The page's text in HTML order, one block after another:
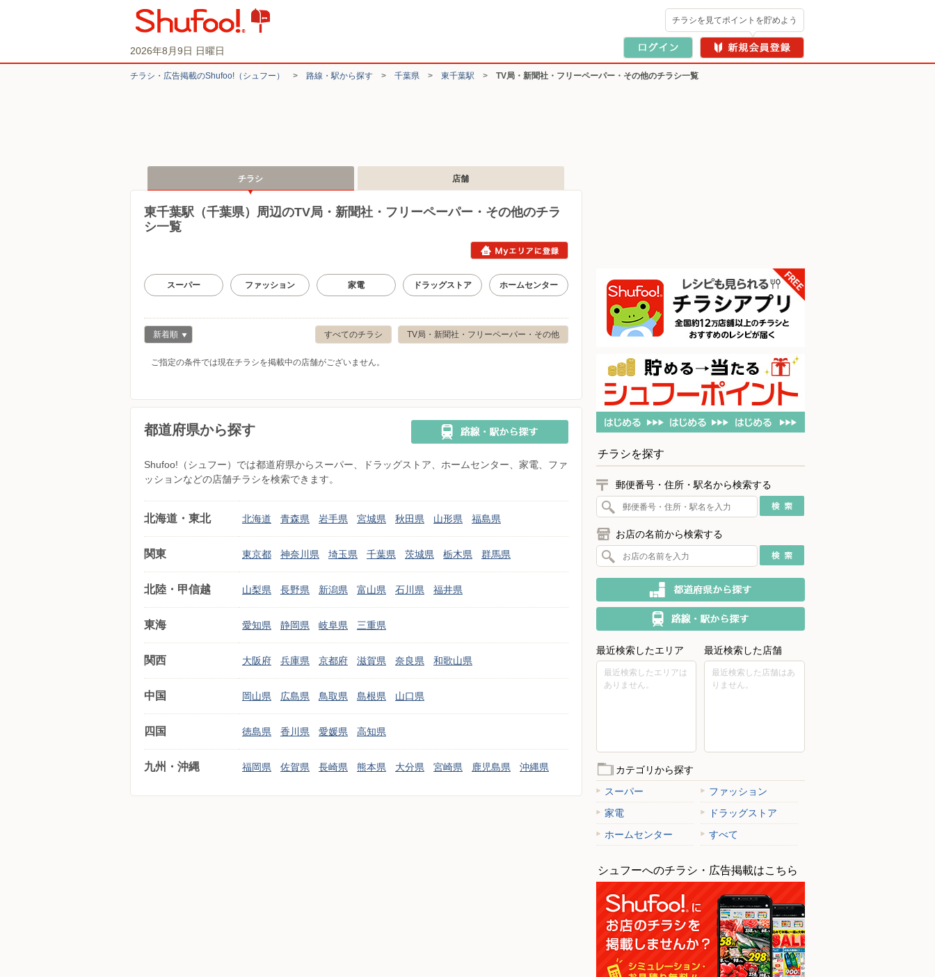
2026年8月9日 日曜日
チラシを見てポイントを貯めよう
チラシ・​広告掲載の​Shufoo!​（シュフー） > 路線・駅から探す > 千葉県 > 東千葉駅 > TV局・新聞社・フリーペーパー・その他のチラシ一覧
チラシ 店舗
東千葉駅（千葉県）周辺のTV局・新聞社・フリーペーパー・その他のチラ
シ一覧
スーパー ファッション 家電 ドラッグストア ホームセンター
TV局・新聞社・フリーペーパー・その他
すべてのチラシ
新着順
ご指定の条件では現在チラシを掲載中の店舗がございません。
都道府県から探す
Shufoo!（シュフー）では都道府県からスーパー、ドラッグストア、ホームセンター、家電、ファ
ッションなどの店舗チラシを検索できます。
北海道・東北 北海道 青森県 岩手県 宮城県 秋田県 山形県 福島県
関東 東京都 神奈川県 埼玉県 千葉県 茨城県 栃木県 群馬県
北陸・甲信越 山梨県 長野県 新潟県 富山県 石川県 福井県
東海 愛知県 静岡県 岐阜県 三重県
関西 大阪府 兵庫県 京都府 滋賀県 奈良県 和歌山県
中国 岡山県 広島県 鳥取県 島根県 山口県
四国 徳島県 香川県 愛媛県 高知県
九州・沖縄 福岡県 佐賀県 長崎県 熊本県 大分県 宮崎県 鹿児島県 沖縄県
チラシを探す
郵便番号・住所・駅名から検索する
お店の名前から検索する
最近検索したエリア
最近検索したエリアは
ありません。
最近検索した店舗
最近検索した店舗はあ
りません。
カテゴリから探す
スーパー
ファッション
家電
ドラッグストア
ホームセンター
すべて
シュフーへのチラシ・広告掲載はこちら